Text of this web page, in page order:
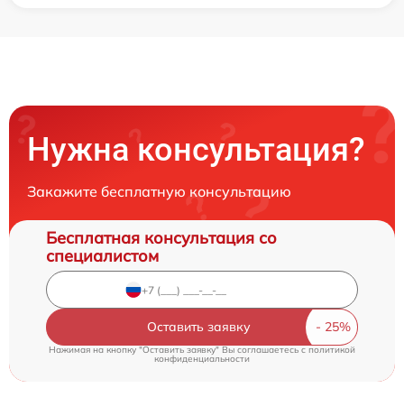
Нужна консультация?
Закажите бесплатную консультацию
Бесплатная консультация со
специалистом
Оставить заявку
Нажимая на кнопку "Оставить заявку" Вы соглашаетесь cполитикой
конфиденциальности